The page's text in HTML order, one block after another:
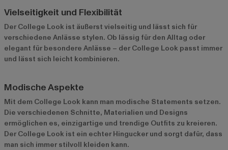
Vielseitigkeit und Flexibilität
Der College Look ist äußerst vielseitig und lässt sich für
verschiedene Anlässe stylen. Ob lässig für den Alltag oder
elegant für besondere Anlässe – der College Look passt immer
und lässt sich leicht kombinieren.
Modische Aspekte
Mit dem College Look kann man modische Statements setzen.
Die verschiedenen Schnitte, Materialien und Designs
ermöglichen es, einzigartige und trendige Outfits zu kreieren.
Der College Look ist ein echter Hingucker und sorgt dafür, dass
man sich immer stilvoll kleiden kann.